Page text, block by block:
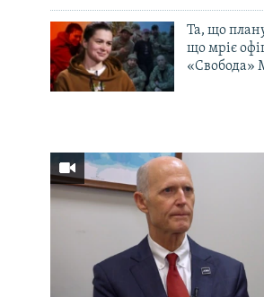
Та, що
що мріє
«Свобода»